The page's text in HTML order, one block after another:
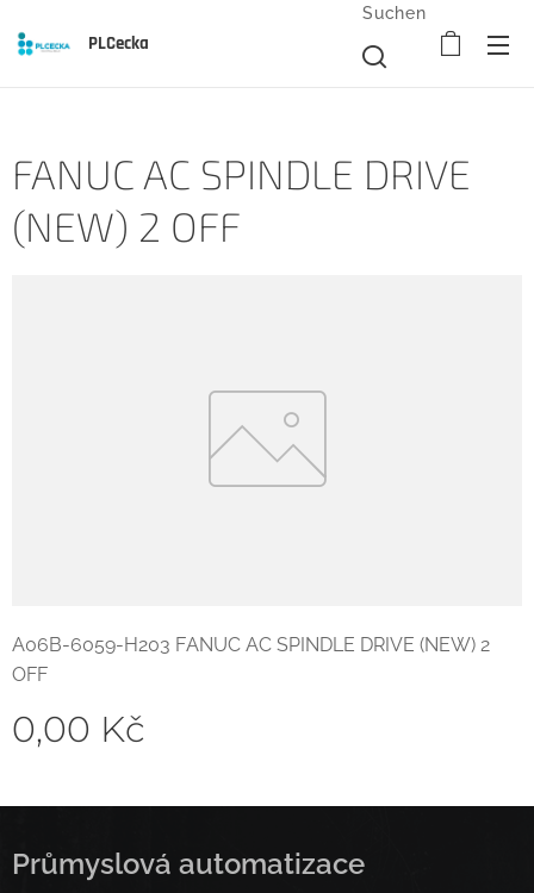
PLCecka
Suchen
FANUC AC SPINDLE DRIVE
(NEW) 2 OFF
A06B-6059-H203 FANUC AC SPINDLE DRIVE (NEW) 2
OFF
0,00 Kč
Průmyslová automatizace